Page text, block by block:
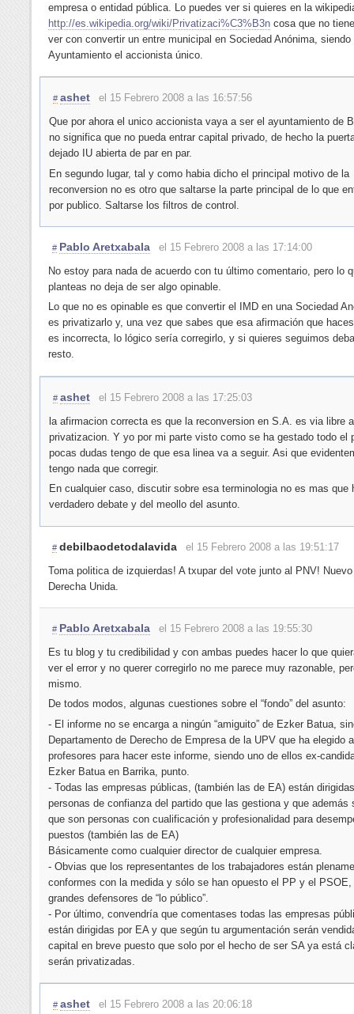
empresa o entidad pública. Lo puedes ver si quieres en la
http://es.wikipedia.org/wiki/Privatizaci%C3%B3ncosa que no
ver con convertir un entre municipal en Sociedad Anónima, siendo
Ayuntamiento el accionista único.
# ashet
el 15 Febrero 2008 a las 16:57:56
Que por ahora el unico accionista vaya a ser el ayuntamiento de
no significa que no pueda entrar capital privado, de hecho la
dejado IU abierta de par en par.
En segundo lugar, tal y como habia dicho el principal motivo de la
reconversion no es otro que saltarse la parte principal de lo que
por publico. Saltarse los filtros de control.
# Pablo Aretxabala
el 15 Febrero 2008 a las 17:14:00
No estoy para nada de acuerdo con tu último comentario, pero lo
planteas no deja de ser algo opinable.
Lo que no es opinable es que convertir el IMD en una Sociedad
es privatizarlo y, una vez que sabes que esa afirmación que
es incorrecta, lo lógico sería corregirlo, y si quieres seguimos
resto.
# ashet
el 15 Febrero 2008 a las 17:25:03
la afirmacion correcta es que la reconversion en S.A. es via libre
privatizacion. Y yo por mi parte visto como se ha gestado todo el
pocas dudas tengo de que esa linea va a seguir. Asi que
tengo nada que corregir.
En cualquier caso, discutir sobre esa terminologia no es mas que
verdadero debate y del meollo del asunto.
# debilbaodetodalavida
el 15 Febrero 2008 a las 19:51:17
Toma politica de izquierdas! A txupar del vote junto al PNV!
Derecha Unida.
# Pablo Aretxabala
el 15 Febrero 2008 a las 19:55:30
Es tu blog y tu credibilidad y con ambas puedes hacer lo que
ver el error y no querer corregirlo no me parece muy razonable,
mismo.
De todos modos, algunas cuestiones sobre el “fondo” del asunto:
- El informe no se encarga a ningún “amiguito” de Ezker Batua,
Departamento de Derecho de Empresa de la UPV que ha elegido
profesores para hacer este informe, siendo uno de ellos ex-
Ezker Batua en Barrika, punto.
- Todas las empresas públicas, (también las de EA) están
personas de confianza del partido que las gestiona y que además
que son personas con cualificación y profesionalidad para
puestos (también las de EA)
Básicamente como cualquier director de cualquier empresa.
- Obvias que los representantes de los trabajadores están
conformes con la medida y sólo se han opuesto el PP y el PSOE,
grandes defensores de “lo público”.
- Por último, convendría que comentases todas las empresas
están dirigidas por EA y que según tu argumentación serán
capital en breve puesto que solo por el hecho de ser SA ya está
serán privatizadas.
# ashet el 15 Febrero 2008 a las 20:06:18